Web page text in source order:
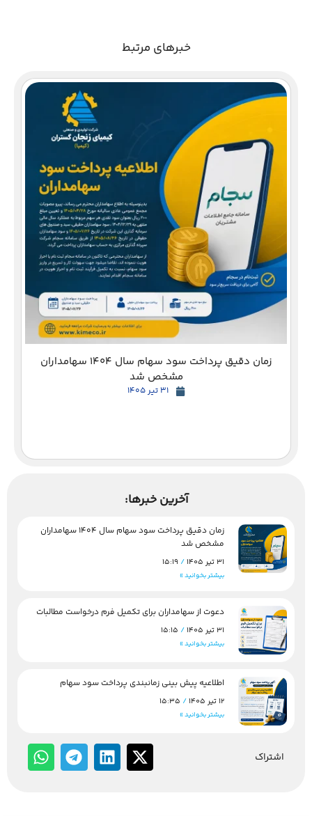
خبرهای مرتبط
زمان دقیق پرداخت سود سهام سال 1404 سهامداران
مشخص شد
31 تیر 1405
اشتراک
آخرین خبرها:
زمان دقیق پرداخت سود سهام سال 1404 سهامداران
مشخص شد
31 تیر 1405
بیشتر بخوانید »
دعوت از سهامداران برای تکمیل فرم درخواست مطالبات
31 تیر 1405
بیشتر بخوانید »
اطلاعیه پیش بینی زمانبندی پرداخت سود سهام
12 تیر 1405
بیشتر بخوانید »